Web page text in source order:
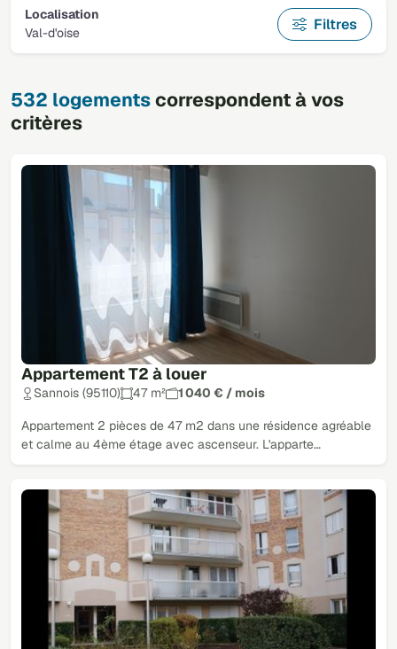
Localisation
Val-d'oise
Filtres
532 logementscorrespondent à vos
critères
Appartement T2 à louer
Sannois (95110) 47 m² 1 040 € / mois
Appartement 2 pièces de 47 m2 dans une résidence agréable
et calme au 4ème étage avec ascenseur. L'apparte…